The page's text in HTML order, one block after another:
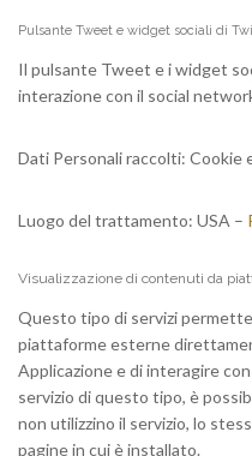
Pulsante Tweet e widget sociali di
Il pulsante Tweet e i widget
interazione con il social
Dati Personali raccolti: Cookie
Luogo del trattamento: USA –
Visualizzazione di contenuti da
Questo tipo di servizi
piattaforme esterne
Applicazione e di interagire
servizio di questo tipo, è
non utilizzino il servizio, lo
pagine in cui è installato.